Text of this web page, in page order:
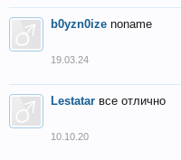
b0yzn0ize noname
19.03.24
Lestatar все отлично
10.10.20